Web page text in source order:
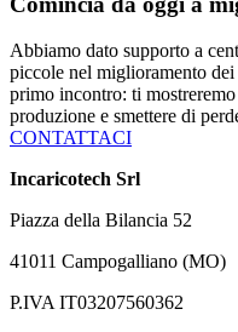
Abbiamo dato supporto a
piccole nel miglioramento
primo incontro: ti
produzione e smettere di
CONTATTACI
Incaricotech Srl
Piazza della Bilancia 52
41011 Campogalliano (MO)
P.IVA IT03207560362